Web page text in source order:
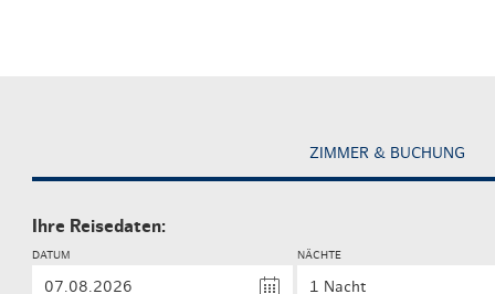
ZIMMER & BUCHUNG
Ihre Reisedaten:
DATUM NÄCHTE